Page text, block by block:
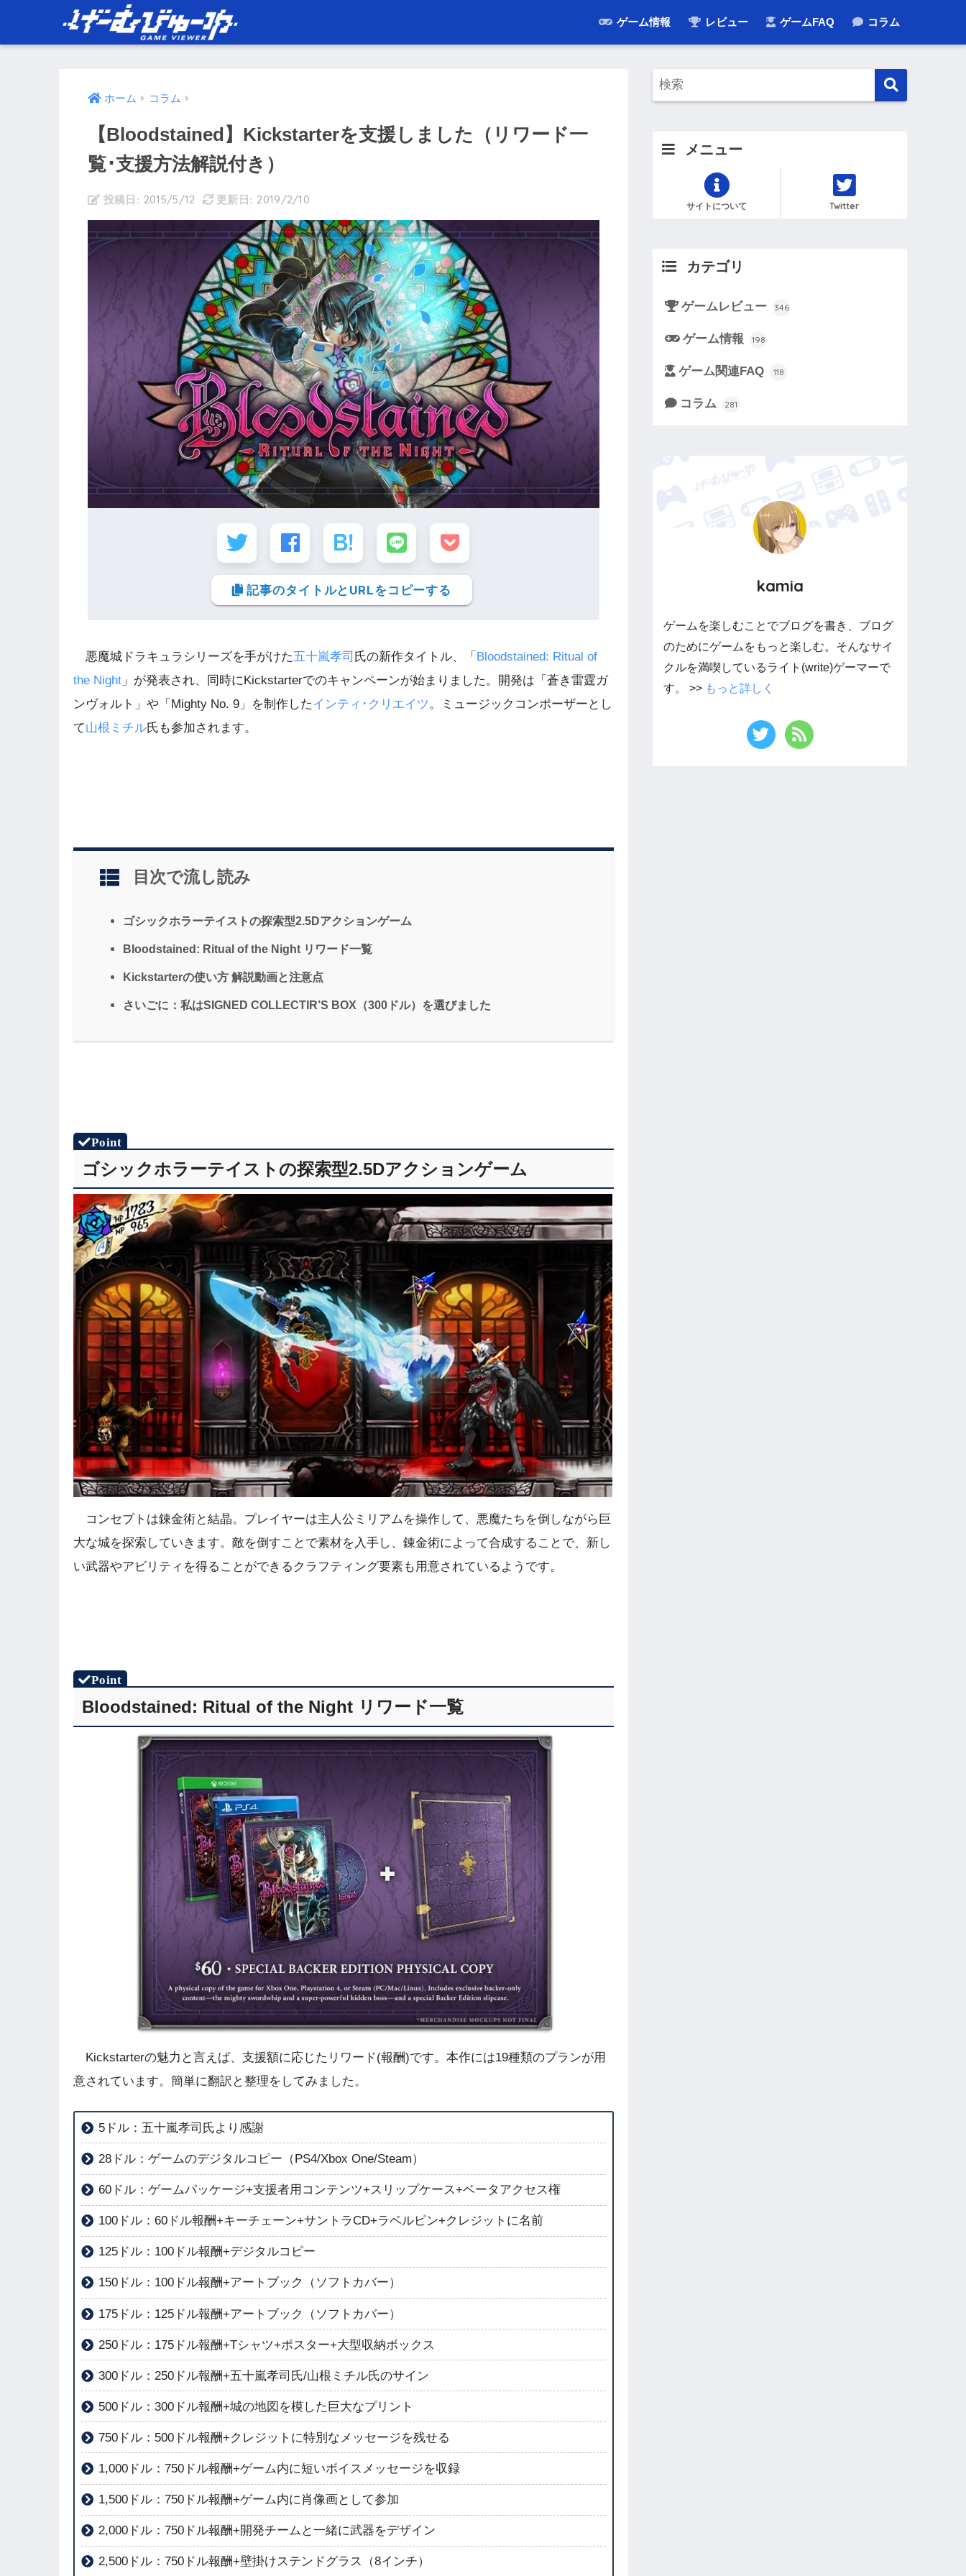
ゲーム情報 レビュー ゲームFAQ コラム
ホーム コラム
【Bloodstained】Kickstarterを支援しました（リワード一
覧･支援方法解説付き）
2015/5/12 2019/2/10
記事のタイトルとURLをコピーする
悪魔城ドラキュラシリーズを手がけた五十嵐孝司 氏の新作タイトル、「 Bloodstained: Ritual of
the Night 」が発表され、同時にKickstarterでのキャンペーンが始まりました。
開発は「蒼き雷霆ガ
ンヴォルト」や「Mighty No. 9」を制作したインティ･クリエイツ 。ミュージックコンポーザーとし
て山根ミチル氏も参加されます。
目次で流し読み
ゴシックホラーテイストの探索型2.5Dアクションゲーム
Bloodstained: Ritual of the Night リワード一覧
Kickstarterの使い方 解説動画と注意点
さいごに：私はSIGNED COLLECTIR’S BOX（300ドル）を選びました
ゴシックホラーテイストの探索型2.5Dアクションゲーム
コンセプトは錬金術と結晶。プレイヤーは主人公ミリアムを操作して、悪魔たちを倒しながら巨
大な城を探索していきます。敵を倒すことで素材を入手し、錬金術によって合成することで、新し
い武器やアビリティを得ることができるクラフティング要素も用意されているようです。
Bloodstained: Ritual of the Night リワード一覧
Kickstarterの魅力と言えば、支援額に応じたリワード(報酬)です。本作には19種類のプランが用
意されています。簡単に翻訳と整理をしてみました。
5ドル：五十嵐孝司氏より感謝
28ドル：ゲームのデジタルコピー（PS4/Xbox One/Steam）
60ドル：ゲームパッケージ+支援者用コンテンツ+スリップケース+ベータアクセス権
100ドル：60ドル報酬+キーチェーン+サントラCD+ラベルピン+クレジットに名前
125ドル：100ドル報酬+デジタルコピー
150ドル：100ドル報酬+アートブック（ソフトカバー）
175ドル：125ドル報酬+アートブック（ソフトカバー）
250ドル：175ドル報酬+Tシャツ+ポスター+大型収納ボックス
300ドル：250ドル報酬+五十嵐孝司氏/山根ミチル氏のサイン
500ドル：300ドル報酬+城の地図を模した巨大なプリント
750ドル：500ドル報酬+クレジットに特別なメッセージを残せる
1,000ドル：750ドル報酬+ゲーム内に短いボイスメッセージを収録
1,500ドル：750ドル報酬+ゲーム内に肖像画として参加
2,000ドル：750ドル報酬+開発チームと一緒に武器をデザイン
2,500ドル：750ドル報酬+壁掛けステンドグラス（8インチ）
メニュー
サイトについて Twitter
カテゴリ
ゲームレビュー 346
ゲーム情報 198
ゲーム関連FAQ 118
コラム 281
kamia
ゲームを楽しむことでブログを書き、ブログ
のためにゲームをもっと楽しむ。そんなサイ
クルを満喫しているライト(write)ゲーマーで
す。 >> もっと詳しく